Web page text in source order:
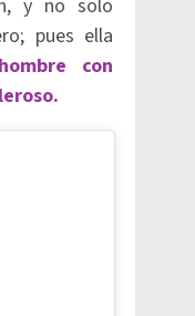
y no solo
pues ella
con